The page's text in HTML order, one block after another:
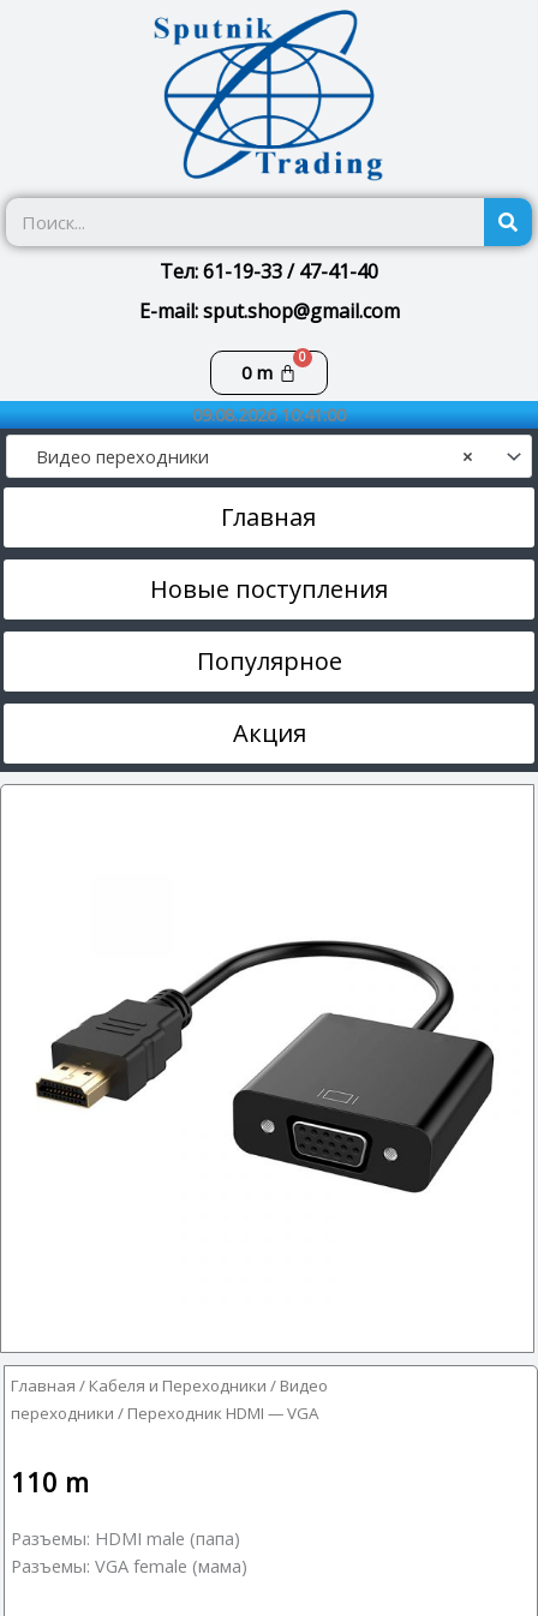
Тел: 61-19-33 / 47-41-40
E-mail: sput.shop@gmail.com
0m
Корзина
09.08.2026 10:41:00
×
Видео переходники
Главная
Новые поступления
Популярное
Акция
Главная / Кабеля и Переходники / Видео
переходники / Переходник HDMI — VGA
110 m
Разъемы: HDMI male (папа)
Разъемы: VGA female (мама)